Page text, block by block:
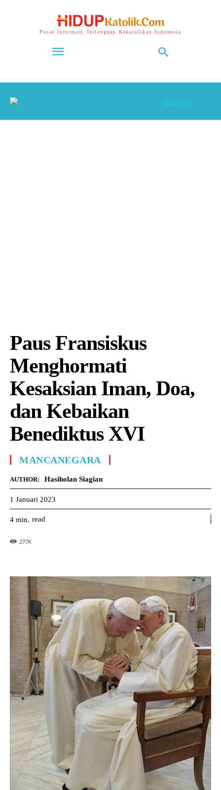
Pusat Informasi Terlengkap Kekatolikan Indonesia
Paus Fransiskus
Menghormati
Kesaksian Iman, Doa,
dan Kebaikan
Benediktus XVI
MANCANEGARA
AUTHOR: Hasiholan Siagian
1 Januari 2023
4 min. read
277K